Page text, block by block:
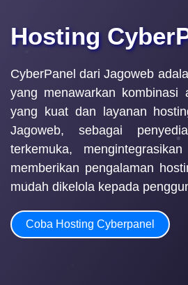
Hosting
CyberPanel dari Jagoweb
yang menawarkan kombinasi
yang kuat dan layanan
Jagoweb, sebagai
terkemuka,
memberikan pengalaman
mudah dikelola kepada
Coba Hosting Cyberpanel